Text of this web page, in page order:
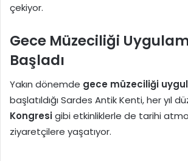
çekiyor.
Gece Müzeciliği
Başladı
Yakın dönemde gece müzeciliği
başlatıldığı Sardes Antik Kenti, her yıl
Kongresigibi etkinliklerle de tarihi
ziyaretçilere yaşatıyor.